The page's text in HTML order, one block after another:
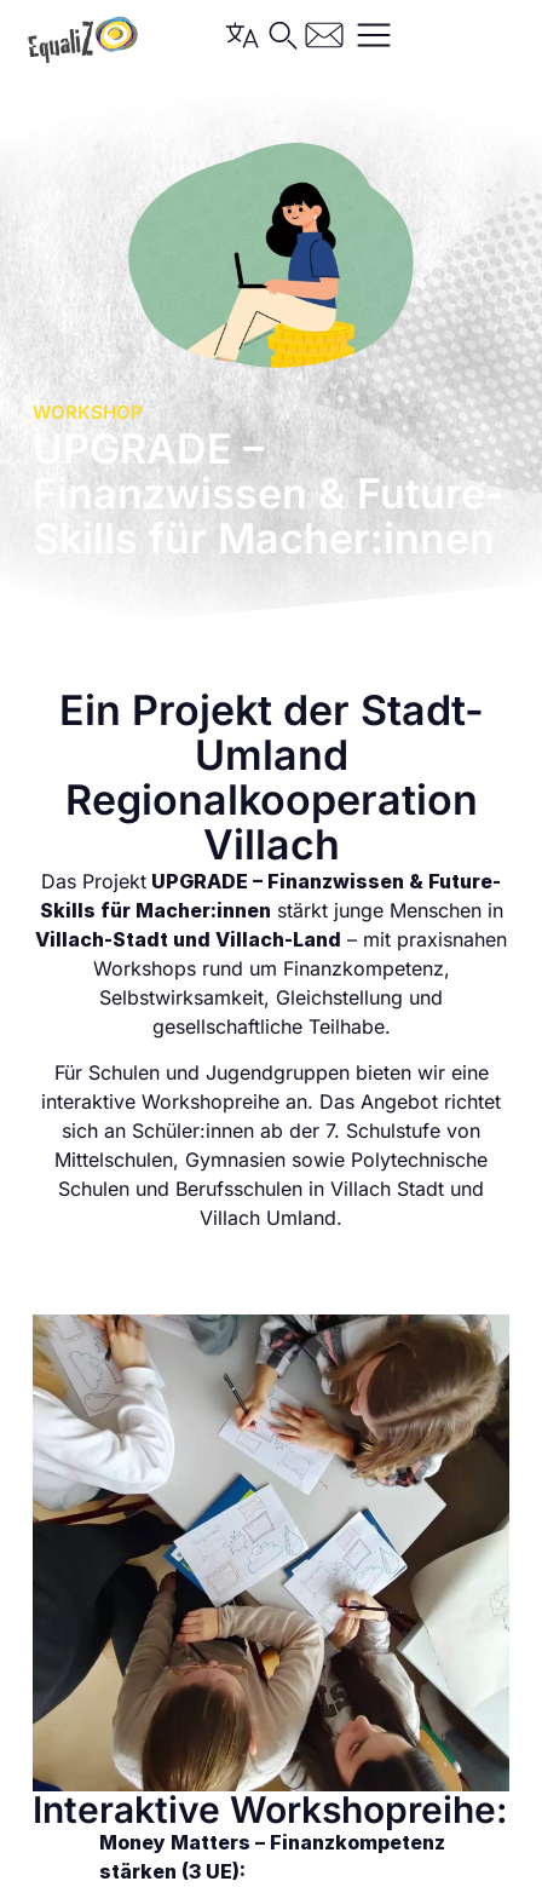
WORKSHOP
UPGRADE –
Finanzwissen & Future-
Skills für Macher:innen
Ein Projekt der Stadt-
Umland
Regionalkooperation
Villach
Das Projekt UPGRADE – Finanzwissen & Future-
Skills für Macher:innen stärkt junge Menschen in
Villach-Stadt und Villach-Land – mit praxisnahen
Workshops rund um Finanzkompetenz,
Selbstwirksamkeit, Gleichstellung und
gesellschaftliche Teilhabe.
Für Schulen und Jugendgruppen bieten wir eine
interaktive Workshopreihe an. Das Angebot richtet
sich an Schüler:innen ab der 7. Schulstufe von
Mittelschulen, Gymnasien sowie Polytechnische
Schulen und Berufsschulen in Villach Stadt und
Villach Umland.
Interaktive Workshopreihe:
Money Matters – Finanzkompetenz
stärken (3 UE):